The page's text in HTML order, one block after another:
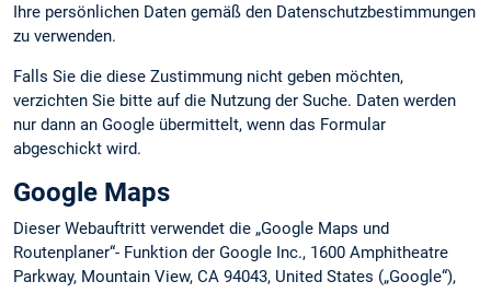
Ihre persönlichen Daten gemäß den Datenschutzbestimmungen
zu verwenden.
Falls Sie die diese Zustimmung nicht geben möchten,
verzichten Sie bitte auf die Nutzung der Suche. Daten werden
nur dann an Google übermittelt, wenn das Formular
abgeschickt wird.
Google Maps
Dieser Webauftritt verwendet die „Google Maps und
Routenplaner“- Funktion der Google Inc., 1600 Amphitheatre
Parkway, Mountain View, CA 94043, United States („Google“),